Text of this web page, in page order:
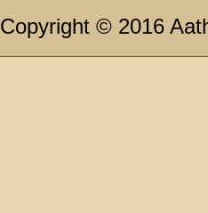
Copyright © 2016